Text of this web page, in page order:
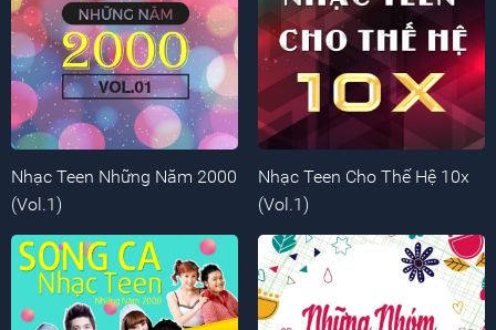
Nhạc Teen Những Năm 2000
(Vol.1)
Nhạc Teen Cho Thế Hệ 10x
(Vol.1)